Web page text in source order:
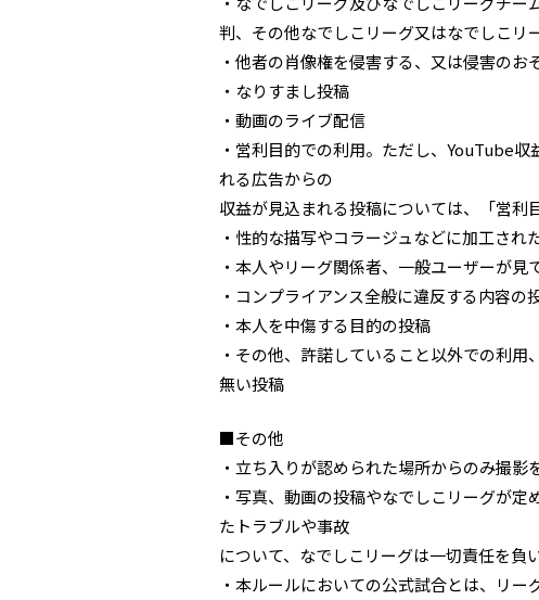
判、その他なでしこリーグ又はなでしこ
・他者の肖像権を侵害する、又は侵害のお
・なりすまし投稿
・動画のライブ配信
・営利目的での利用。ただし、YouTube
れる広告からの
収益が見込まれる投稿については、「営
・性的な描写やコラージュなどに加工さ
・本人やリーグ関係者、一般ユーザーが
・コンプライアンス全般に違反する内容の
・本人を中傷する目的の投稿
・その他、許諾していること以外での利
無い投稿
■その他
・立ち入りが認められた場所からのみ撮影
・写真、動画の投稿やなでしこリーグが
たトラブルや事故
について、なでしこリーグは一切責任を負
・本ルールにおいての公式試合とは、リ